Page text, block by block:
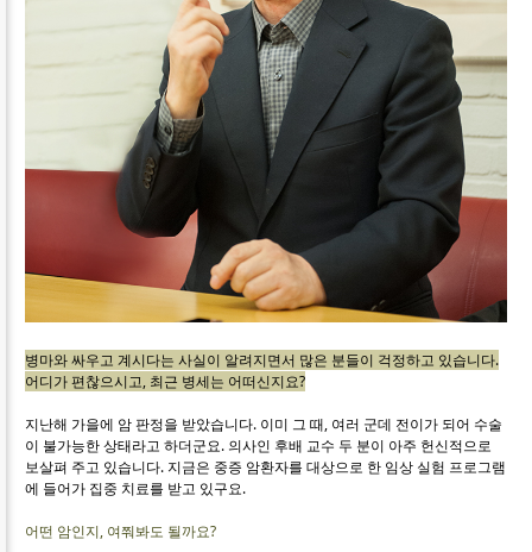
병마와 싸우고 계시다는 사실이 알려지면서 많은 분들이 걱정하고 있습니다.
어디가 편찮으시고, 최근 병세는 어떠신지요?
지난해 가을에 암 판정을 받았습니다. 이미 그 때, 여러 군데 전이가 되어 수술
이 불가능한 상태라고 하더군요. 의사인 후배 교수 두 분이 아주 헌신적으로
보살펴 주고 있습니다. 지금은 중증 암환자를 대상으로 한 임상 실험 프로그램
에 들어가 집중 치료를 받고 있구요.
어떤 암인지, 여쭤봐도 될까요?